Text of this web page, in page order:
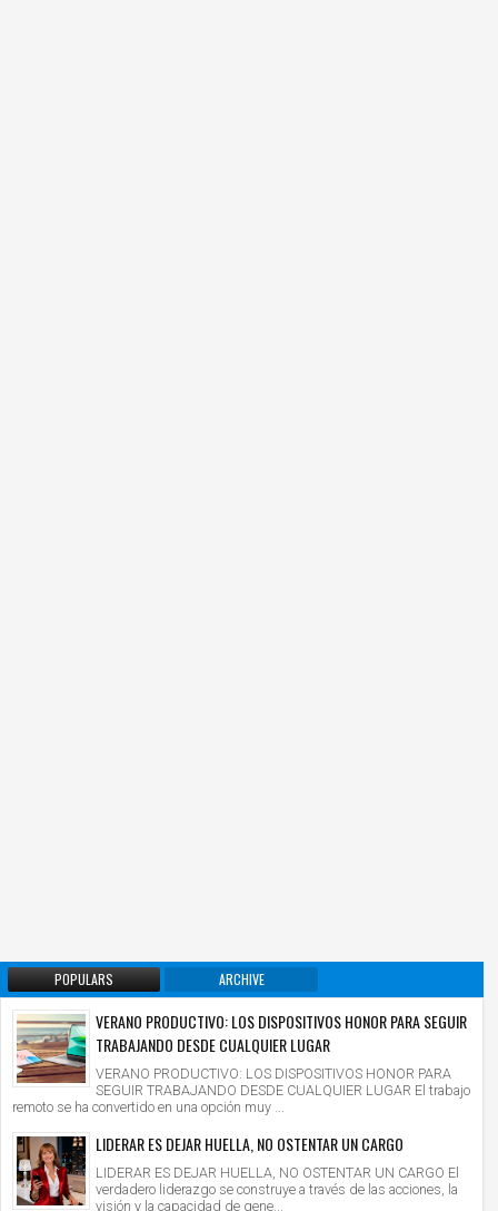
POPULARS ARCHIVE
VERANO PRODUCTIVO: LOS DISPOSITIVOS HONOR PARA SEGUIR
TRABAJANDO DESDE CUALQUIER LUGAR
VERANO PRODUCTIVO: LOS DISPOSITIVOS HONOR PARA
SEGUIR TRABAJANDO DESDE CUALQUIER LUGAR El trabajo
remoto se ha convertido en una opción muy ...
LIDERAR ES DEJAR HUELLA, NO OSTENTAR UN CARGO
LIDERAR ES DEJAR HUELLA, NO OSTENTAR UN CARGO El
verdadero liderazgo se construye a través de las acciones, la
visión y la capacidad de gene...